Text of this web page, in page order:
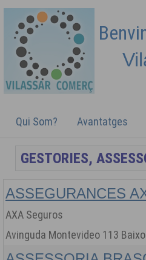
Qui Som? Avantatges
ASSEGURANCES
AXA Seguros
Avinguda Montevideo 113